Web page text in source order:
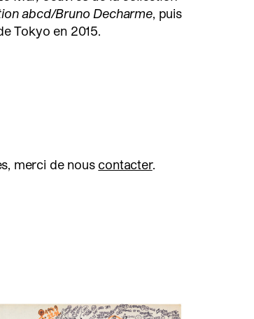
abcd/Bruno Decharme, puis
Tokyo en 2015.
merci de nous contacter.